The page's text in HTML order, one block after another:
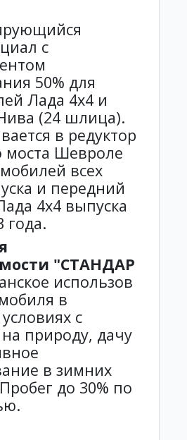
с
50% для
Лада 4х4 и
(24 шлица).
в редуктор
моста Шевроле
всех
и передний
4х4 выпуска
года.
"СТАНДАР
использов
в
с
природу, дачу
в зимних
до 30% по